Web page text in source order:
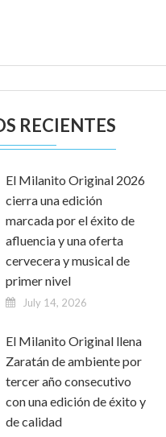
RECIENTES
El Milanito Original 2026
cierra una edición
marcada por el éxito de
afluencia y una oferta
cervecera y musical de
primer nivel
July 14, 2026
El Milanito Original llena
Zaratán de ambiente por
tercer año consecutivo
con una edición de éxito y
de calidad